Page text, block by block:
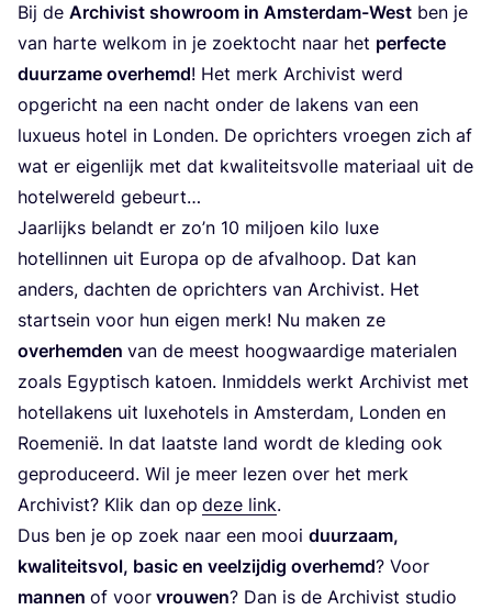
Bij de Archi­vist show­room in Amster­dam-West ben je
van har­te wel­kom in je zoek­tocht naar het per­fec­te
duur­za­me over­hemd! Het merk Archi­vist werd
opge­richt na een nacht onder de lakens van een
luxu­eus hotel in Lon­den. De oprich­ters vroe­gen zich af
wat er eigen­lijk met dat kwa­li­teits­vol­le mate­ri­aal uit de
hotel­we­reld gebeurt…
Jaar­lijks belandt er zo’n 10 mil­joen kilo luxe
hotel­lin­nen uit Euro­pa op de afval­hoop. Dat kan
anders, dach­ten de oprich­ters van Archi­vist. Het
start­sein voor hun eigen merk! Nu maken ze
over­hem­den van de meest hoog­waar­di­ge mate­ri­a­len
zoals Egyp­tisch katoen. Inmid­dels werkt Archi­vist met
hotel­la­kens uit luxe­ho­tels in Amster­dam, Lon­den en
Roe­me­nië. In dat laat­ste land wordt de kle­ding ook
gepro­du­ceerd. Wil je meer lezen over het merk
Archi­vist? Klik dan op deze link.
Dus ben je op zoek naar een mooi duur­zaam,
kwa­li­teits­vol, basic en veel­zij­dig over­hemd? Voor
man­nen of voor vrou­wen? Dan is de Archi­vist stu­dio